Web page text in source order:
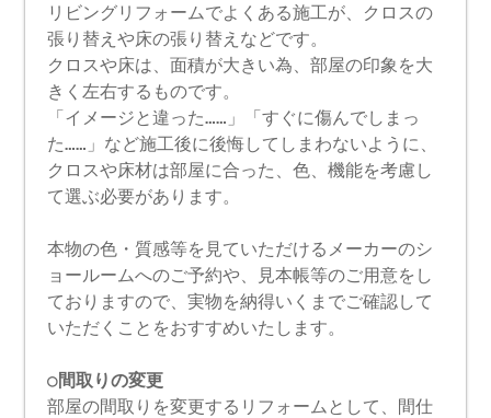
リビングリフォームでよくある施工が、クロスの
張り替えや床の張り替えなどです。
クロスや床は、面積が大きい為、部屋の印象を大
きく左右するものです。
「イメージと違った……」「すぐに傷んでしまっ
た……」など施工後に後悔してしまわないように、
クロスや床材は部屋に合った、色、機能を考慮し
て選ぶ必要があります。
本物の色・質感等を見ていただけるメーカーのシ
ョールームへのご予約や、見本帳等のご用意をし
ておりますので、実物を納得いくまでご確認して
いただくことをおすすめいたします。
○間取りの変更
部屋の間取りを変更するリフォームとして、間仕